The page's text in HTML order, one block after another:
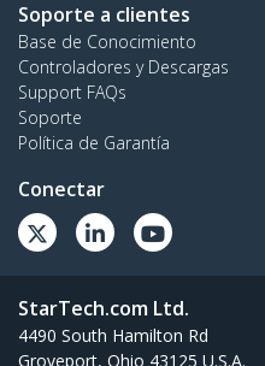
Soporte a clientes
Base de Conocimiento
Controladores y Descargas
Support FAQs
Soporte
Política de Garantía
Conectar
StarTech.com Ltd.
4490 South Hamilton Rd
Groveport, Ohio 43125 U.S.A.